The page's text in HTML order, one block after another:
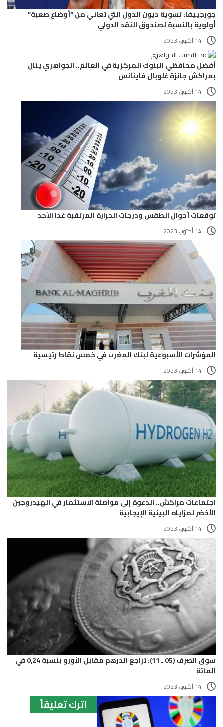
جورجييفا: تسوية ديون الدول التي تعاني من “أوضاع صعبة”
أولوية بالنسبة لصندوق النقد الدولي
14 أكتوبر، 2023
أفضل محافظي البنوك المركزية في العالم.. الجواهري ينال
بمراكش جائزة غلوبال فاينانس
14 أكتوبر، 2023
توقعات أحوال الطقس ودرجات الحرارة المرتقبة غدا الأحد
14 أكتوبر، 2023
المؤشرات الأسبوعية لبنك المغرب في خمس نقاط رئيسية
14 أكتوبر، 2023
اجتماعات مراكش.. الدعوة إلى مواصلة الاستثمار في الهيدروجين
الأخضر لمزاياه البيئية الإيجابية
14 أكتوبر، 2023
سوق الصرف (05 ـ 11): تراجع الدرهم مقابل الأورو بنسبة 0,24 في
المائة
14 أكتوبر، 2023
اترك تعليقاً